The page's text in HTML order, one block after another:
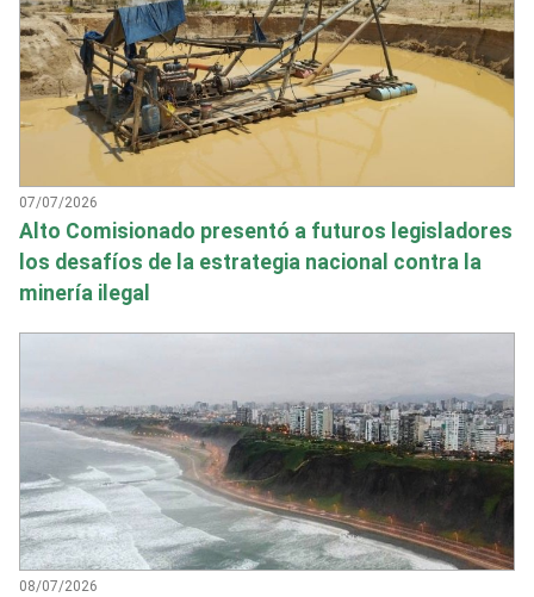
07/07/2026
Alto Comisionado presentó a futuros legisladores
los desafíos de la estrategia nacional contra la
minería ilegal
08/07/2026